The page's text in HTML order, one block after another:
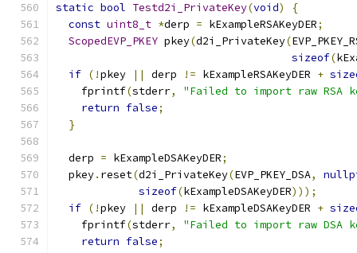
static bool Testd2i_PrivateKey(void)
{
const uint8_t *derp = kExampleRSAKeyDER;
ScopedEVP_PKEY pkey(d2i_PrivateKey(
sizeof(
if (!pkey || derp != kExampleRSAKeyDER +
    fprintf
(stderr,
"Failed to import raw RSA
return false;
}
  derp
= kExampleDSAKeyDER;
  pkey
. reset(d2i_PrivateKey(EVP_PKEY_DSA,
sizeof(kExampleDSAKeyDER)));
if (!pkey || derp != kExampleDSAKeyDER +
    fprintf
(stderr,
"Failed to import raw DSA
return false;